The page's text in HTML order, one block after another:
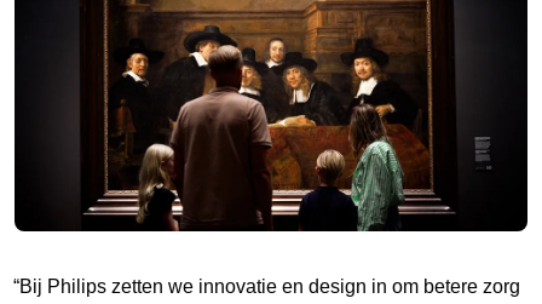
“Bij Philips zetten we innovatie en design in om betere zorg